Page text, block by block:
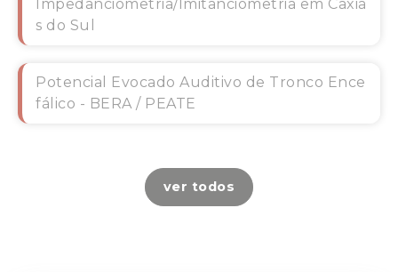
Impedanciometria/Imitanciometria em Caxia
s do Sul
Potencial Evocado Auditivo de Tronco Ence
fálico - BERA / PEATE
ver todos